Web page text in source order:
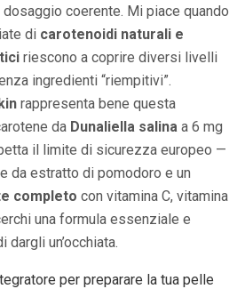
dosaggio coerente. Mi piace quando
di carotenoidi naturali e
riescono a coprire diversi livelli
ingredienti “riempitivi”.
rappresenta bene questa
da Dunaliella salina a 6 mg
il limite di sicurezza europeo —
da estratto di pomodoro e un
completo con vitamina C, vitamina
una formula essenziale e
un’occhiata.
per preparare la tua pelle